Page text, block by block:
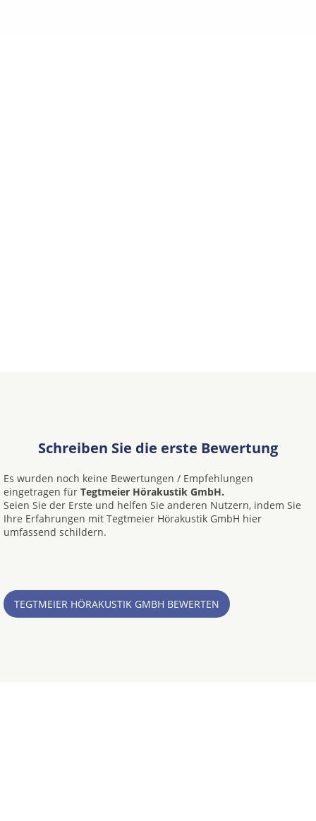
Schreiben Sie die erste Bewertung
Es wurden noch keine Bewertungen / Empfehlungen
eingetragen für Tegtmeier Hörakustik GmbH.
Seien Sie der Erste und helfen Sie anderen Nutzern, indem Sie
Ihre Erfahrungen mit Tegtmeier Hörakustik GmbH hier
umfassend schildern.
TEGTMEIER HÖRAKUSTIK GMBH BEWERTEN